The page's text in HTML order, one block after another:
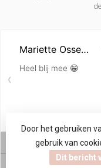
Door het gebruiken
gebruik van
Dit bericht